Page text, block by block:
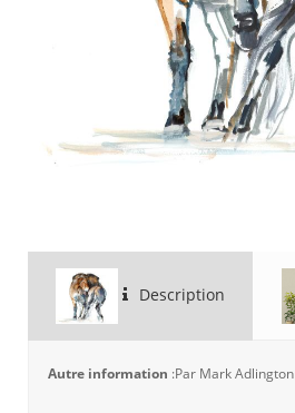
Description
Autre information :Par Mark Adlington